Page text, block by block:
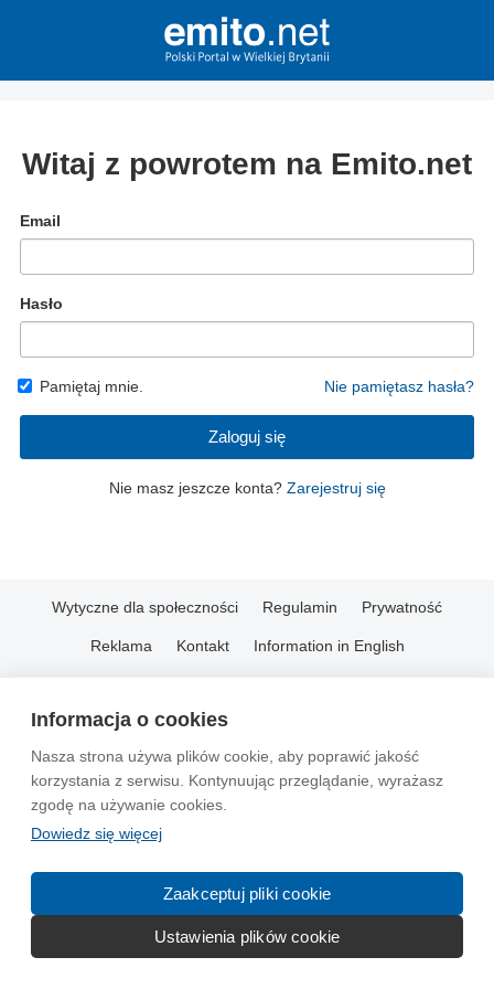
Informacja o cookies
Nasza strona używa plików cookie, aby poprawić jakość
korzystania z serwisu. Kontynuując przeglądanie, wyrażasz
zgodę na używanie cookies.
Dowiedz się więcej
Zaakceptuj pliki cookie
Ustawienia plików cookie
Witaj z powrotem na Emito.net
Email
Hasło
Pamiętaj mnie. Nie pamiętasz hasła?
Zaloguj się
Nie masz jeszcze konta? Zarejestruj się
Wytyczne dla społeczności Regulamin Prywatność
Reklama Kontakt Information in English